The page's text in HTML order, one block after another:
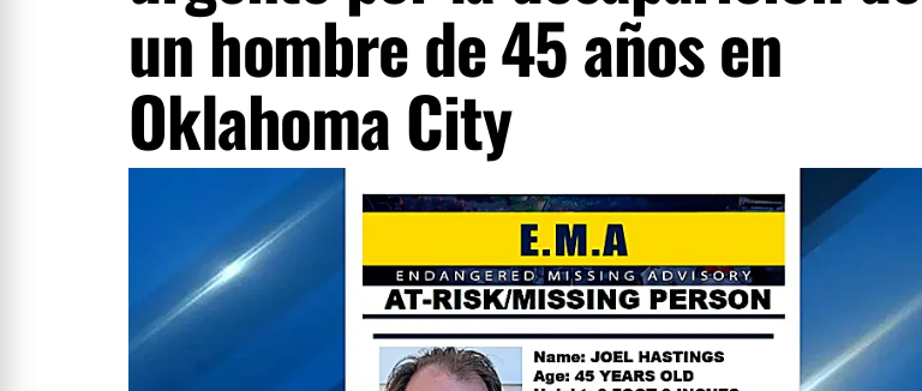
un hombre de 45 años en
Oklahoma City